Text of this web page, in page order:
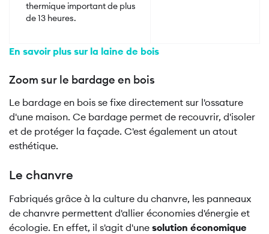
thermique important de plus
de 13 heures.
En savoir plus sur la laine de bois
Zoom sur le bardage en bois
Le bardage en bois se fixe directement sur l'ossature
d'une maison. Ce bardage permet de recouvrir, d'isoler
et de protéger la façade. C'est également un atout
esthétique.
Le chanvre
Fabriqués grâce à la culture du chanvre, les panneaux
de chanvre permettent d'allier économies d'énergie et
écologie. En effet, il s'agit d'une solution économique